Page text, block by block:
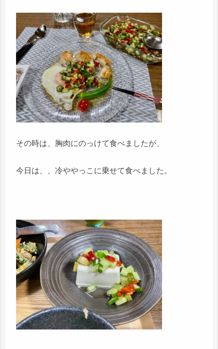
その時は、胸肉にのっけて食べましたが、
今日は、、冷ややっこに乗せて食べました。